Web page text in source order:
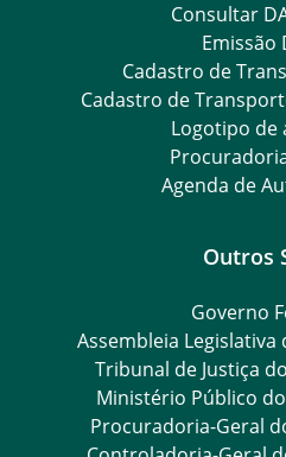
Consultar
Emissão
Cadastro de
Cadastro de
Logotipo de
Agenda de
Outros
Governo
Assembleia Legislativa
Tribunal de Justiça
Ministério Público
Procuradoria-Geral